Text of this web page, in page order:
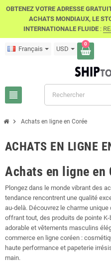
OBTENEZ VOTRE ADRESSE
ACHATS MONDIAUX, LE
INTERNATIONALE FLUIDE:
Français USD
0
view_headline
chevron_right Achats en ligne en Corée
ACHATS EN LIGNE
Achats en ligne en
Plongez dans le monde vibrant des
tendance rencontrent une qualité
au-delà. Découvrez le charme
offrant tout, des produits de pointe
adorable et vêtements masculins
commerce en ligne coréen :
haute performance et papeterie
main.